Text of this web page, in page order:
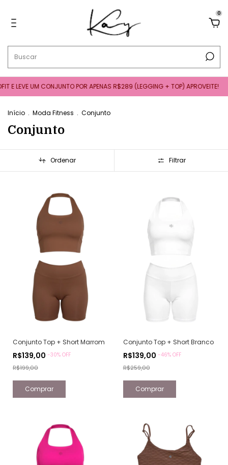
0
E LEVE UM CONJUNTO POR APENAS R$289 (LEGGING + TOP) APROVEITE!
Início . Moda Fitness . Conjunto
Conjunto
Ordenar Filtrar
Conjunto Top + Short Marrom
R$139,00 -30% OFF
R$199,00
Conjunto Top + Short Branco
R$139,00 -46% OFF
R$259,00